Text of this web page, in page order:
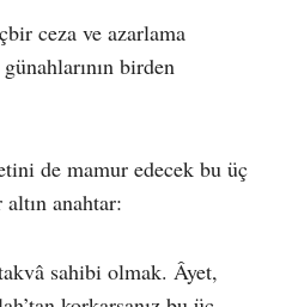
ceza ve azarlama
birden
de mamur edecek bu üç
anahtar:
sahibi olmak. Âyet,